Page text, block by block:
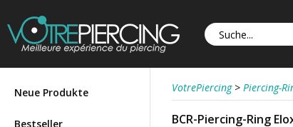
Neue Produkte
Bestseller
VotrePiercing > Piercing-
BCR-Piercing-Ring